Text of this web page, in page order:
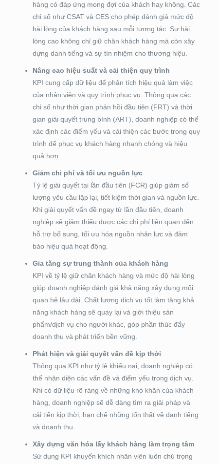
hàng có đáp ứng mong đợi của khách hay không. Các
chỉ số như CSAT và CES cho phép đánh giá mức độ
hài lòng của khách hàng sau mỗi tương tác. Sự hài
lòng cao không chỉ giữ chân khách hàng mà còn xây
dựng danh tiếng và sự tín nhiệm cho thương hiệu.
Nâng cao hiệu suất và cải thiện quy trình
KPI cung cấp dữ liệu để phân tích hiệu quả làm việc
của nhân viên và quy trình phục vụ. Thông qua các
chỉ số như thời gian phản hồi đầu tiên (FRT) và thời
gian giải quyết trung bình (ART), doanh nghiệp có thể
xác định các điểm yếu và cải thiện các bước trong quy
trình để phục vụ khách hàng nhanh chóng và hiệu
quả hơn.
Giảm chi phí và tối ưu nguồn lực
Tỷ lệ giải quyết tại lần đầu tiên (FCR) giúp giảm số
lượng yêu cầu lặp lại, tiết kiệm thời gian và nguồn lực.
Khi giải quyết vấn đề ngay từ lần đầu tiên, doanh
nghiệp sẽ giảm thiểu được các chi phí liên quan đến
hỗ trợ bổ sung, tối ưu hóa nguồn nhân lực và đảm
bảo hiệu quả hoạt động.
Gia tăng sự trung thành của khách hàng
KPI về tỷ lệ giữ chân khách hàng và mức độ hài lòng
giúp doanh nghiệp đánh giá khả năng xây dựng mối
quan hệ lâu dài. Chất lượng dịch vụ tốt làm tăng khả
năng khách hàng sẽ quay lại và giới thiệu sản
phẩm/dịch vụ cho người khác, góp phần thúc đẩy
doanh thu và phát triển bền vững.
Phát hiện và giải quyết vấn đề kịp thời
Thông qua KPI như tỷ lệ khiếu nại, doanh nghiệp có
thể nhận diện các vấn đề và điểm yếu trong dịch vụ.
Khi có dữ liệu rõ ràng về những khó khăn của khách
hàng, doanh nghiệp sẽ dễ dàng tìm ra giải pháp và
cải tiến kịp thời, hạn chế những tổn thất về danh tiếng
và doanh thu.
Xây dựng văn hóa lấy khách hàng làm trọng tâm
Sử dụng KPI khuyến khích nhân viên luôn chú trọng